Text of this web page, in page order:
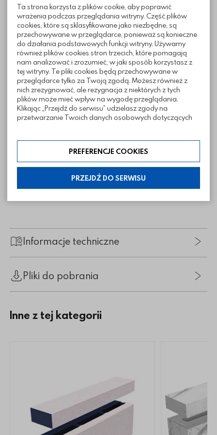
Ta strona korzysta z plików cookie, aby poprawić
wrażenia podczas przeglądania witryny. Część plików
cookies, które są sklasyfikowane jako niezbędne, są
przechowywane w przeglądarce, ponieważ są konieczne
do działania podstawowych funkcji witryny. Używamy
również plików cookies stron trzecich, które pomagają
nam analizować i zrozumieć, w jaki sposób korzystasz z
tej witryny. Te pliki cookies będą przechowywane w
przeglądarce tylko za Twoją zgodą. Możesz również z
nich zrezygnować, ale rezygnacja z niektórych z tych
plików może mieć wpływ na wygodę przeglądania.
Klikając „Przejdź do serwisu” udzielasz zgody na
przetwarzanie Twoich danych osobowych dotyczących
zakres klikając w „Preferencje cookies”. W każdej chwili
możesz modyfikować udzielone zgody w zakładce:
informacje i regulaminy — ustawienia cookies.
PREFERENCJE COOKIES
PRZEJDŹ DO SERWISU
w nowoczesnych, jak i
bardziej klasycznych realizacjach, stanowiąc
uniwersalne, dopasowane
uzupełnienie modułów betonowych
Wymiary
Informacje techniczne
Pliki do pobrania
Inne z tej kategorii